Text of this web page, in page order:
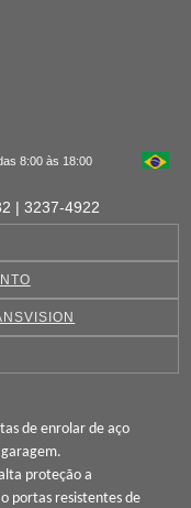
8:00 às 18:00
| 3237-4922
de enrolar de aço
proteção a
portas resistentes de